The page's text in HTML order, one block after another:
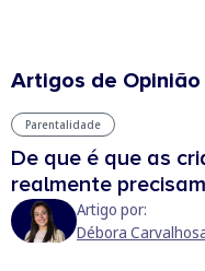
Artigos de Opinião
Parentalidade
De que é que as
realmente
Artigo por:
Débora